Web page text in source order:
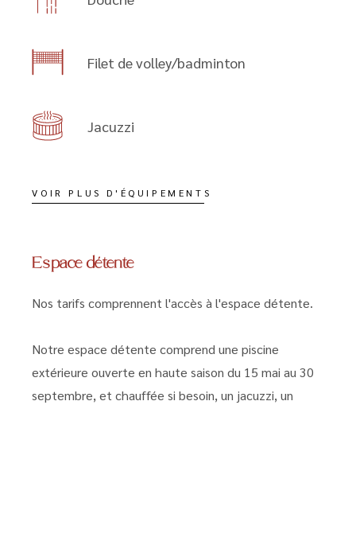
Filet de volley/badminton
Jacuzzi
VOIR PLUS D'ÉQUIPEMENTS
Espace détente
Nos tarifs comprennent l'accès à l'espace détente.
Notre espace détente comprend une piscine
extérieure ouverte en haute saison du 15 mai au 30
septembre, et chauffée si besoin, un jacuzzi, un